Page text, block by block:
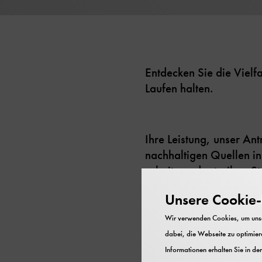
Entdecken Sie die
Laufen halten.
Ihre Leistung, unser
nachhaltigen Quellen
arbeiten oder treiben
Die Ausstellung
vom solarbetriebenen
Unsere
Wir verwenden Cookies, um
dabei, die Webseite zu
Informationen erhalten Sie in der